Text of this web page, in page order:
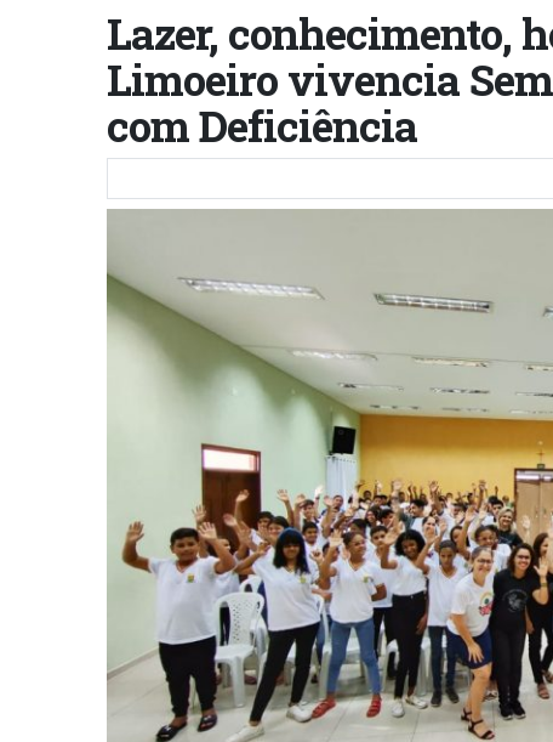
Lazer, conhecimento,
Limoeiro vivencia
com Deficiência